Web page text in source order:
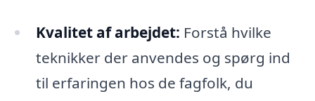
Kvalitet af arbejdet: Forstå hvilke
teknikker der anvendes og spørg ind
til erfaringen hos de fagfolk, du